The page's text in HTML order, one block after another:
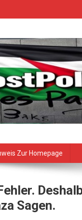
Zur Homepage
Sagen.